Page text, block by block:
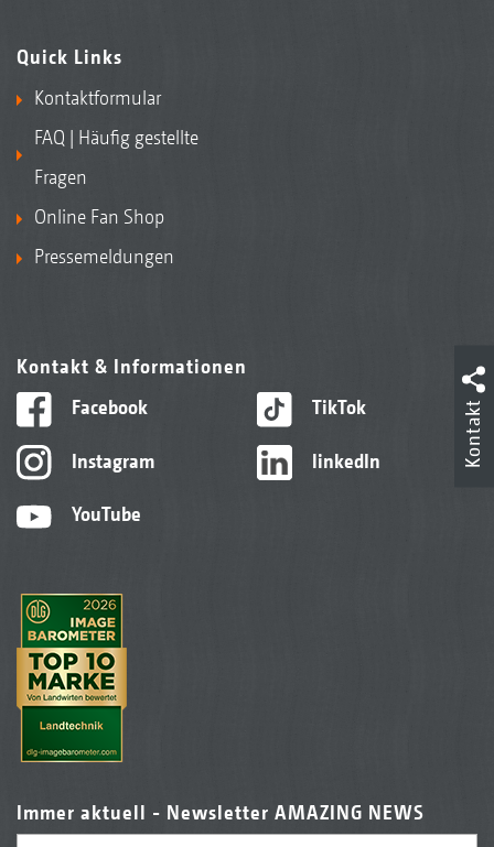
Quick Links
Kontaktformular
FAQ | Häufig gestellte
Fragen
Online Fan Shop
Pressemeldungen
Kontakt & Informationen
Facebook
Instagram
YouTube
TikTok
linkedIn
Immer aktuell - Newsletter AMAZING NEWS
Kontakt